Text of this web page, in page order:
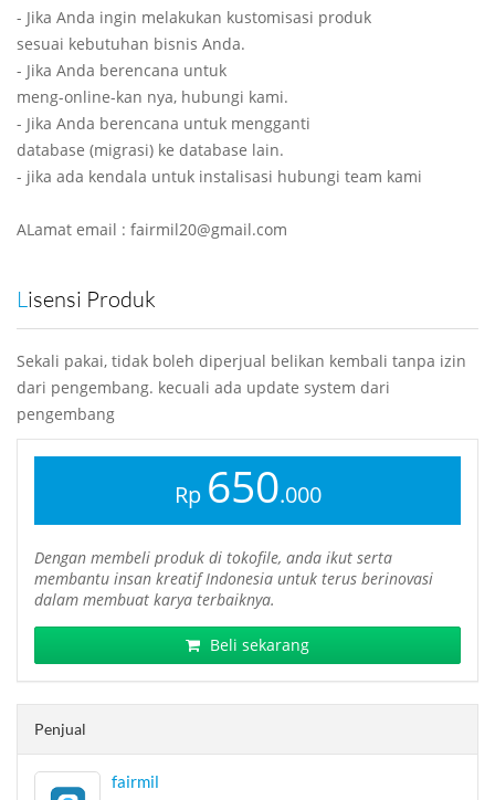
- Jika Anda ingin melakukan kustomisasi produk
sesuai kebutuhan bisnis Anda.
- Jika Anda berencana untuk
meng-online-kan nya, hubungi kami.
- Jika Anda berencana untuk mengganti
database (migrasi) ke database lain.
- jika ada kendala untuk instalisasi hubungi team kami
ALamat email : fairmil20@gmail.com
Lisensi Produk
Sekali pakai, tidak boleh diperjual belikan kembali tanpa izin
dari pengembang. kecuali ada update system dari
pengembang
Rp 650.000
Dengan membeli produk di tokofile, anda ikut serta
membantu insan kreatif Indonesia untuk terus berinovasi
dalam membuat karya terbaiknya.
Beli sekarang
Penjual
fairmil